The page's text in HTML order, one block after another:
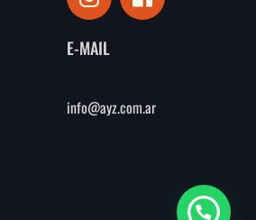
n
s
t
g
r
a
c
o
o
E-MAIL
info@ayz.com.ar